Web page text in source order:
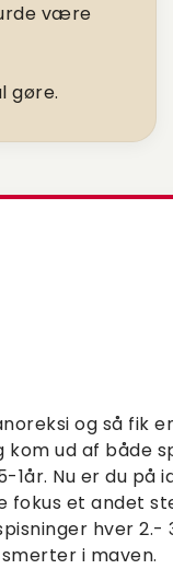
være
gøre.
og så fik
kom ud af både
1år. Nu er du
et andet
hver 2.-
i maven.